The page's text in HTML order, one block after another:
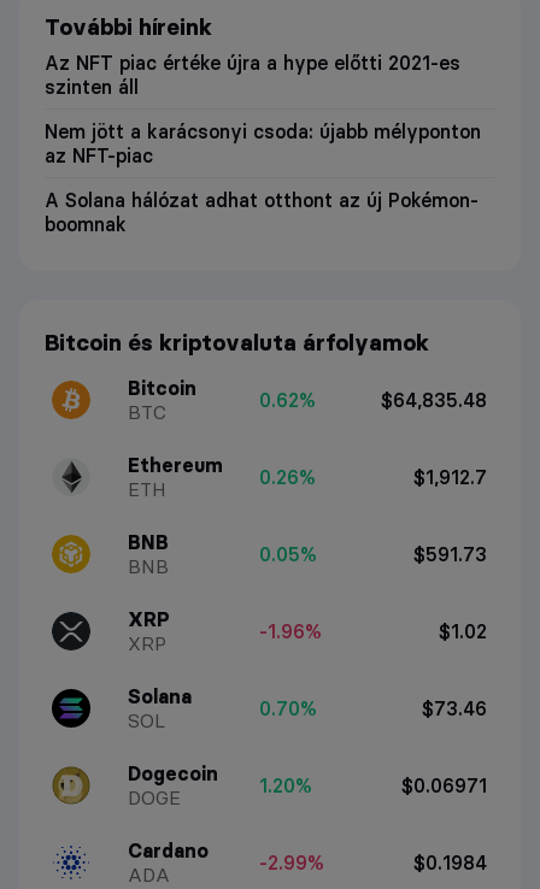
További híreink
Az NFT piac értéke újra a hype előtti 2021-es
szinten áll
Nem jött a karácsonyi csoda: újabb mélyponton
az NFT-piac
A Solana hálózat adhat otthont az új Pokémon-
boomnak
Bitcoin és kriptovaluta árfolyamok
Bitcoin
BTC
0.62% $64,835.48
Ethereum
ETH
0.26% $1,912.7
BNB
BNB
0.05% $591.73
XRP
XRP
-1.96% $1.02
Solana
SOL
0.70% $73.46
Dogecoin
DOGE
1.20% $0.06971
Cardano
ADA
-2.99% $0.1984